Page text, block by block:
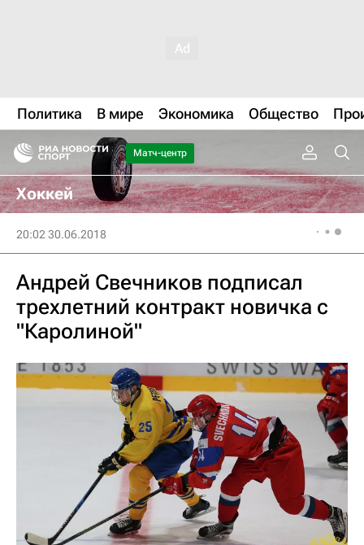
Политика В мире Экономика Общество
Матч-центр
Хоккей
20:02 30.06.2018
Андрей Свечников подписал
трехлетний контракт новичка с
"Каролиной"